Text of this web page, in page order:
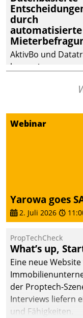
Dialogführung
dem externen
Serviceteam,
Mietenden
effizienter zu
durch
automatisierte
AktivBo und
kooperieren –
profitieren: Die
von AktivBo und
Datatrain
datengestützte
Entscheidungen.
Webinar
Yarowa goes
2. Juli 2026
PropTechCheck
What’s up,
Eine neue
der Proptech-
Interviews liefern
und Fähigkeiten.